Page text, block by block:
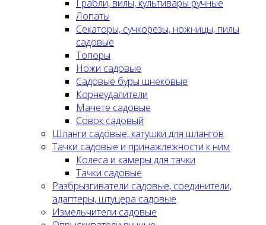
Грабли, вилы, культивары ручные
Лопаты
Секаторы, сучкорезы, ножницы, пилы
садовые
Топоры
Ножи садовые
Садовые буры шнековые
Корнеудалители
Мачете садовые
Совок садовый
Шланги садовые, катушки для шлангов
Тачки садовые и принажлежности к ним
Колеса и камеры для тачки
Тачки садовые
Разбрызгиватели садовые, соединители,
адаптеры, штуцера садовые
Измельчители садовые